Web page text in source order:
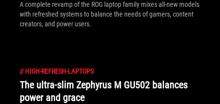
A complete revamp of the ROG laptop family mixes all-new models
with refreshed systems to balance the needs of gamers, content
creators, and power users.
// HIGH-REFRESH-LAPTOPS
The ultra-slim Zephyrus M GU502 balances
power and grace